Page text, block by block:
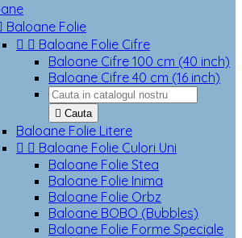
Baloane Folie
  Baloane Folie Cifre
Baloane Cifre 100 cm (40 inch)
Baloane Cifre 40 cm (16 inch)
 Cauta
Baloane Folie Litere
  Baloane Folie Culori Uni
Baloane Folie Stea
Baloane Folie Inima
Baloane Folie Orbz
Baloane BOBO (Bubbles)
Baloane Folie Forme Speciale